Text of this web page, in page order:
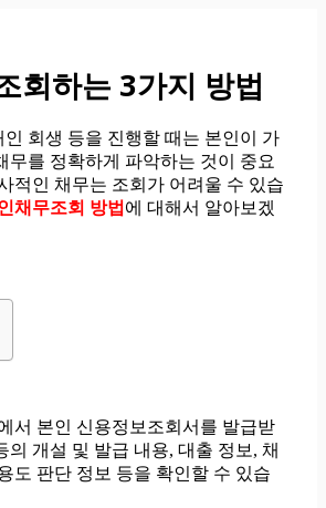
회하는 3가지 방법
회생 등을 진행할 때는 본인이 가
무를 정확하게 파악하는 것이 중요
적인 채무는 조회가 어려울 수 있습
채무조회 방법 에 대해서 알아보겠
서 본인 신용정보조회서를 발급받
의 개설 및 발급 내용, 대출 정보, 채
도 판단 정보 등을 확인할 수 있습